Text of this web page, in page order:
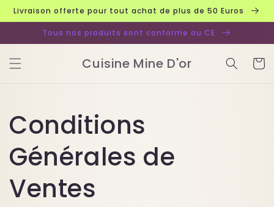
passer
au
contenu
Livraison offerte pour tout achat de plus de 50 Euros
Tous nos produits sont conforme ou CE
Cuisine Mine D'or Panier
Conditions
Générales de
Ventes